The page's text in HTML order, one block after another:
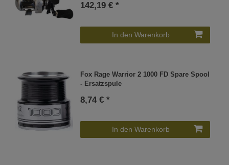
142,19 € *
In den Warenkorb
Fox Rage Warrior 2 1000 FD Spare Spool
- Ersatzspule
8,74 € *
In den Warenkorb